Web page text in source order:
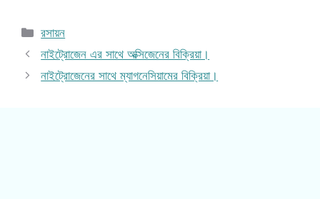
Categories
রসায়ন
নাইট্রোজেন এর সাথে অক্সিজেনের বিক্রিয়া।
নাইট্রোজেনের সাথে ম্যাগনেসিয়ামের বিক্রিয়া।